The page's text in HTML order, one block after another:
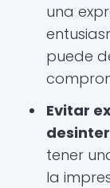
una
puede
Evitar
tener
la